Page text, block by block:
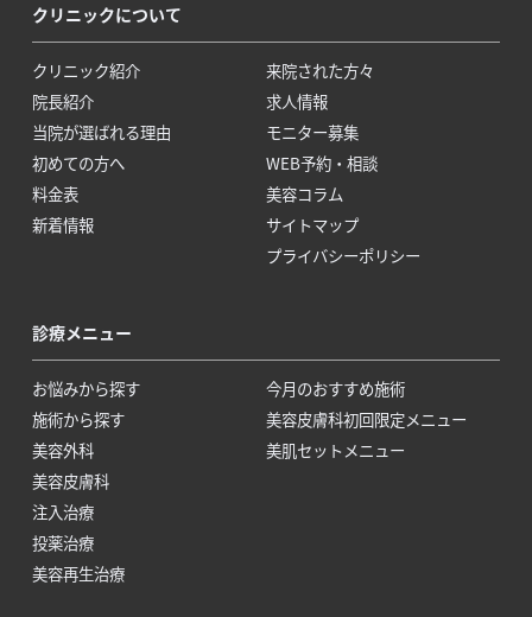
クリニックについて
クリニック紹介
院長紹介
当院が選ばれる理由
初めての方へ
料金表
新着情報
来院された方々
求人情報
モニター募集
WEB予約・相談
美容コラム
サイトマップ
プライバシーポリシー
診療メニュー
お悩みから探す
施術から探す
美容外科
美容皮膚科
注入治療
投薬治療
美容再生治療
今月のおすすめ施術
美容皮膚科初回限定メニュー
美肌セットメニュー